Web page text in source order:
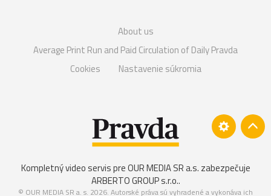
About us
Average Print Run and Paid Circulation of Daily Pravda
Cookies
Nastavenie súkromia
Kompletný video servis pre OUR MEDIA SR a.s. zabezpečuje
ARBERTO GROUP s.r.o..
© OUR MEDIA SR a. s. 2026. Autorské práva sú vyhradené a vykonáva ich